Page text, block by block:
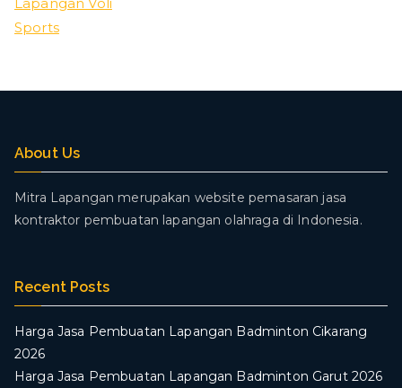
Sports
About Us
Mitra Lapangan merupakan website pemasaran jasa
kontraktor pembuatan lapangan olahraga di Indonesia.
Recent Posts
Harga Jasa Pembuatan Lapangan Badminton Cikarang
2026
Harga Jasa Pembuatan Lapangan Badminton Garut 2026